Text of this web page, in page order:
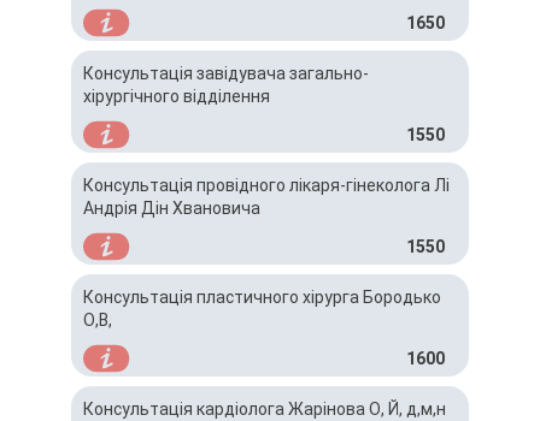
1650
Консультація завідувача загально-
хірургічного відділення
1550
Консультація провідного лікаря-гінеколога Лі
Андрія Дін Хвановича
1550
Консультація пластичного хірурга Бородько
О,В,
1600
Консультація кардіолога Жарінова О, Й, д,м,н